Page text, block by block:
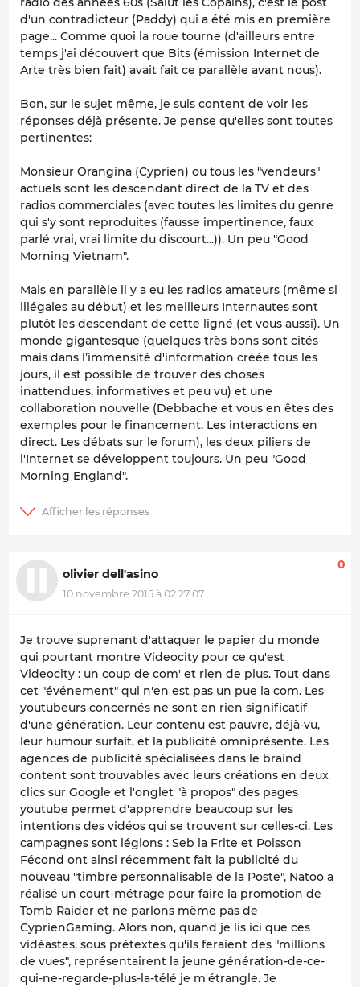
d'un contradicteur (Paddy) qui a été mis en première
page... Comme quoi la roue tourne (d'ailleurs entre
temps j'ai découvert que Bits (émission Internet de
Arte très bien fait) avait fait ce parallèle avant nous).
Bon, sur le sujet même, je suis content de voir les
réponses déjà présente. Je pense qu'elles sont toutes
pertinentes:
Monsieur Orangina (Cyprien) ou tous les "vendeurs"
actuels sont les descendant direct de la TV et des
radios commerciales (avec toutes les limites du genre
qui s'y sont reproduites (fausse impertinence, faux
parlé vrai, vrai limite du discourt...)). Un peu "Good
Morning Vietnam".
Mais en parallèle il y a eu les radios amateurs (même si
illégales au début) et les meilleurs Internautes sont
plutôt les descendant de cette ligné (et vous aussi). Un
monde gigantesque (quelques très bons sont cités
mais dans l’immensité d'information créée tous les
jours, il est possible de trouver des choses
inattendues, informatives et peu vu) et une
collaboration nouvelle (Debbache et vous en êtes des
exemples pour le financement. Les interactions en
direct. Les débats sur le forum), les deux piliers de
l'Internet se développent toujours. Un peu "Good
Morning England".
olivier dell'asino
10 novembre 2015 à 02:27:07
0
Je trouve suprenant d'attaquer le papier du monde
qui pourtant montre Videocity pour ce qu'est
Videocity : un coup de com' et rien de plus. Tout dans
cet "événement" qui n'en est pas un pue la com. Les
youtubeurs concernés ne sont en rien significatif
d'une génération. Leur contenu est pauvre, déjà-vu,
leur humour surfait, et la publicité omniprésente. Les
agences de publicité spécialisées dans le braind
content sont trouvables avec leurs créations en deux
clics sur Google et l'onglet "à propos" des pages
youtube permet d'apprendre beaucoup sur les
intentions des vidéos qui se trouvent sur celles-ci. Les
campagnes sont légions : Seb la Frite et Poisson
Fécond ont ainsi récemment fait la publicité du
nouveau "timbre personnalisable de la Poste", Natoo a
réalisé un court-métrage pour faire la promotion de
Tomb Raider et ne parlons même pas de
CyprienGaming. Alors non, quand je lis ici que ces
vidéastes, sous prétextes qu'ils feraient des "millions
de vues", représentairent la jeune génération-de-ce-
qui-ne-regarde-plus-la-télé je m'étrangle. Je